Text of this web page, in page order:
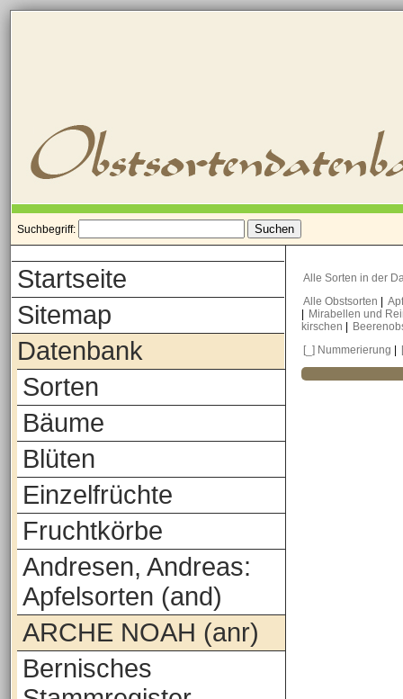
Suchbegriff:
Startseite
Sitemap
Datenbank
Sorten
Bäume
Blüten
Einzelfrüchte
Fruchtkörbe
Andresen, Andreas:
Apfelsorten (and)
ARCHE NOAH (anr)
Bernisches
Alle Sorten in der
Alle Obstsorten
Mirabellen und
kirschen
[_] Nummerierung